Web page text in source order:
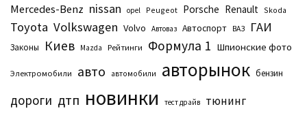
Mercedes-Benz nissan opel Peugeot Porsche Renault Skoda
Toyota Volkswagen Volvo Автоваз Автоспорт ВАЗ ГАИ
Законы Киев Маzda Рейтинги Формула 1 Шпионские фото
Электромобили авто автомобили авторынок бензин
дороги дтп новинки тест драйв тюнинг